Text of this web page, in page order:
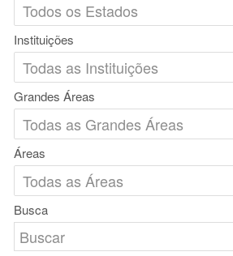
Instituições
Grandes Áreas
Áreas
Busca